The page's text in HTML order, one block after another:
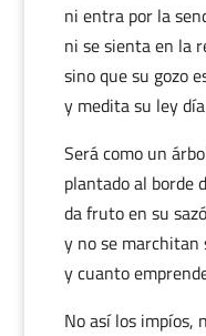
ni entra por la
ni se sienta en la
sino que su gozo
y medita su ley
Será como un
plantado al borde
da fruto en su
y no se marchitan
y cuanto
No así los impíos,